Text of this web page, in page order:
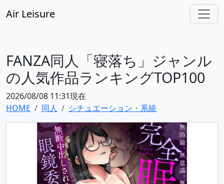
Air Leisure
FANZA同人「寝落ち」ジャンル
の人気作品ランキングTOP100
2026/08/08 11:31現在
HOME
同人 シチュエーション・系統